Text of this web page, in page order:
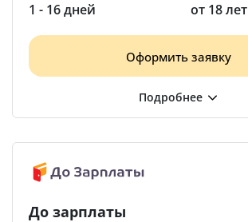
1 - 16 дней от 18 лет
Оформить заявку
До зарплаты